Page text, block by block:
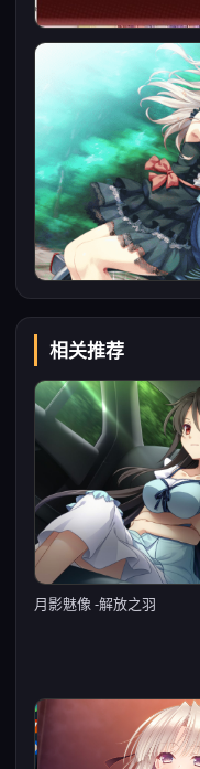
相关推荐
月影魅像 -解放之羽